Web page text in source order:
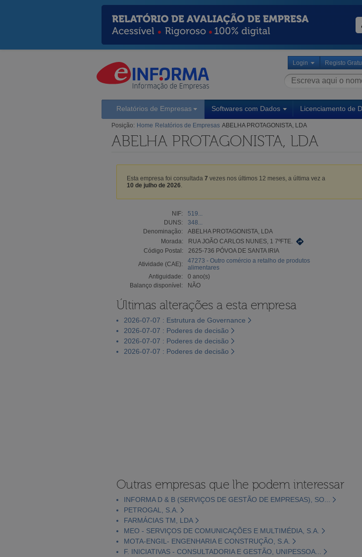
Login Registo
Relatórios de Empresas Softwares com Dados Licenciamento de
Posição: Home Relatórios de Empresas ABELHA PROTAGONISTA, LDA
ABELHA PROTAGONISTA, LDA
Esta empresa foi consultada 7 vezes nos últimos 12 meses, a última vez a
10 de julho de 2026
NIF:
519...
DUNS:
348...
Denominação:
ABELHA PROTAGONISTA, LDA
Morada:
RUA JOÃO CARLOS NUNES, 1 7ºFTE.
Código Postal:
2625-736 PÓVOA DE SANTA IRIA
Atividade (CAE):
47273 - Outro comércio a retalho de produtos
alimentares
Antiguidade:
0 ano(s)
Balanço disponível:
NÃO
Últimas alterações a esta empresa
2026-07-07 : Estrutura de Governance
2026-07-07 : Poderes de decisão
2026-07-07 : Poderes de decisão
2026-07-07 : Poderes de decisão
Outras empresas que lhe podem interessar
INFORMA D & B (SERVIÇOS DE GESTÃO DE EMPRESAS), SO...
PETROGAL, S.A.
FARMÁCIAS TM, LDA
MEO - SERVIÇOS DE COMUNICAÇÕES E MULTIMÉDIA, S.A.
MOTA-ENGIL- ENGENHARIA E CONSTRUÇÃO, S.A.
F. INICIATIVAS - CONSULTADORIA E GESTÃO, UNIPESSOA...